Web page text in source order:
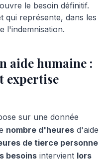
le besoin définitif.
qui représente, dans les
l'indemnisation.
aide humaine :
expertise
sur une donnée
nombre d'heures d'aide
de tierce personne
besoins intervient lors